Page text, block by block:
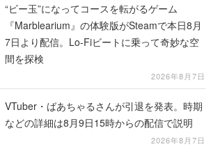
“ビー玉”になってコースを転がるゲーム
『Marblearium』の体験版がSteamで本日8月
7日より配信。Lo-Fiビートに乗って奇妙な空
間を探検
2026年8月7日
VTuber・ばあちゃるさんが引退を発表。時期
などの詳細は8月9日15時からの配信で説明
2026年8月7日